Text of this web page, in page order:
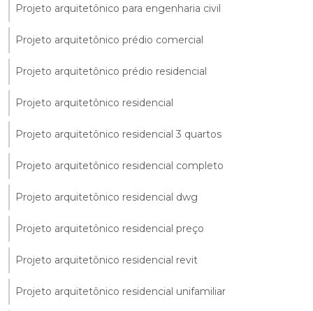
Projeto arquitetônico para engenharia civil
Projeto arquitetônico prédio comercial
Projeto arquitetônico prédio residencial
Projeto arquitetônico residencial
Projeto arquitetônico residencial 3 quartos
Projeto arquitetônico residencial completo
Projeto arquitetônico residencial dwg
Projeto arquitetônico residencial preço
Projeto arquitetônico residencial revit
Projeto arquitetônico residencial unifamiliar